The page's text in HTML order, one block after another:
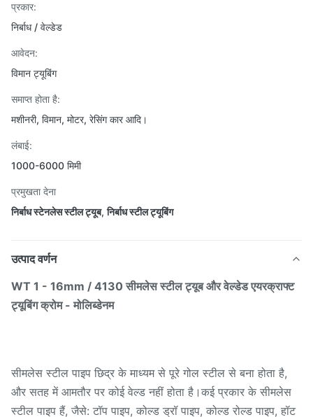
प्रकार:
निर्बाध / वेल्डेड
आवेदन:
विमान ट्यूबिंग
समाप्त होता है:
मशीनरी, विमान, मोटर, रेसिंग कार आदि।
लंबाई:
1000-6000 मिमी
प्रमुखता देना
निर्बाध स्टेनलेस स्टील ट्यूब,निर्बाध स्टील ट्यूबिंग
उत्पाद वर्णन
WT 1 - 16mm / 4130 सीमलेस स्टील ट्यूब और वेल्डेड एयरक्राफ्ट
ट्यूबिंग क्रोम - मोलिब्डेनम
सीमलेस स्टील पाइप छिद्र के माध्यम से पूरे गोल स्टील से बना होता है,
और सतह में आमतौर पर कोई वेल्ड नहीं होता है।कई प्रकार के सीमलेस
स्टील पाइप हैं, जैसे: टॉप पाइप, कोल्ड ड्रॉ पाइप, कोल्ड रोल्ड पाइप, हॉट